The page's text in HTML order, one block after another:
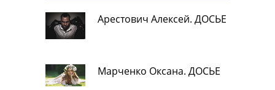
Арестович Алексей. ДОСЬЕ
Марченко Оксана. ДОСЬЕ